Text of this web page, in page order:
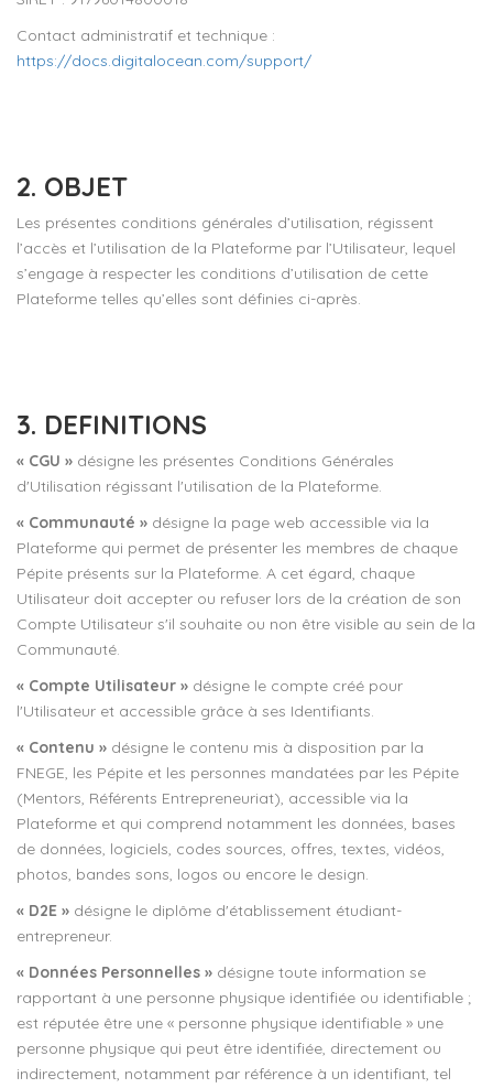
Contact administratif et technique :
https://docs.digitalocean.com/support/
2. OBJET
Les présentes conditions générales d’utilisation, régissent
l’accès et l’utilisation de la Plateforme par l’Utilisateur, lequel
s’engage à respecter les conditions d’utilisation de cette
Plateforme telles qu’elles sont définies ci-après.
3. DEFINITIONS
« CGU » désigne les présentes Conditions Générales
d'Utilisation régissant l'utilisation de la Plateforme.
« Communauté » désigne la page web accessible via la
Plateforme qui permet de présenter les membres de chaque
Pépite présents sur la Plateforme. A cet égard, chaque
Utilisateur doit accepter ou refuser lors de la création de son
Compte Utilisateur s'il souhaite ou non être visible au sein de la
Communauté.
« Compte Utilisateur » désigne le compte créé pour
l'Utilisateur et accessible grâce à ses Identifiants.
« Contenu » désigne le contenu mis à disposition par la
FNEGE, les Pépite et les personnes mandatées par les Pépite
(Mentors, Référents Entrepreneuriat), accessible via la
Plateforme et qui comprend notamment les données, bases
de données, logiciels, codes sources, offres, textes, vidéos,
photos, bandes sons, logos ou encore le design.
« D2E » désigne le diplôme d'établissement étudiant-
entrepreneur.
« Données Personnelles » désigne toute information se
rapportant à une personne physique identifiée ou identifiable ;
est réputée être une « personne physique identifiable » une
personne physique qui peut être identifiée, directement ou
indirectement, notamment par référence à un identifiant, tel